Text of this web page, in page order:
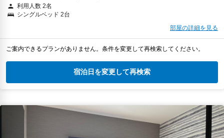
利用人数 2名
シングルベッド 2台
部屋の詳細を見る
ご案内できるプランがありません。条件を変更して再検索してください。
宿泊日を変更して再検索